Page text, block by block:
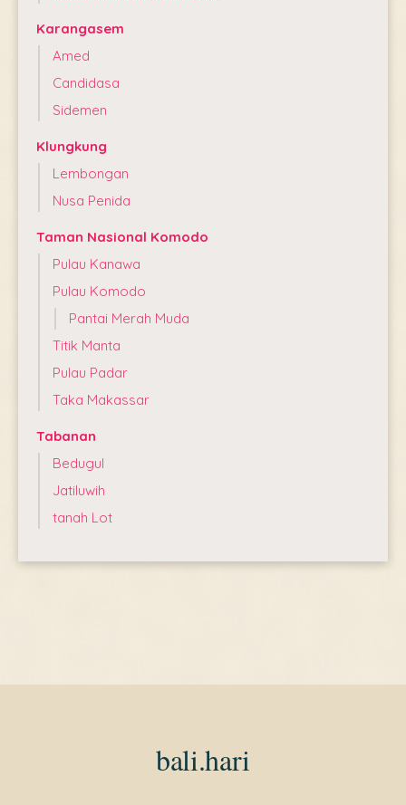
Karangasem
Amed
Candidasa
Sidemen
Klungkung
Lembongan
Nusa Penida
Taman Nasional Komodo
Pulau Kanawa
Pulau Komodo
Pantai Merah Muda
Titik Manta
Pulau Padar
Taka Makassar
Tabanan
Bedugul
Jatiluwih
tanah Lot
bali.hari